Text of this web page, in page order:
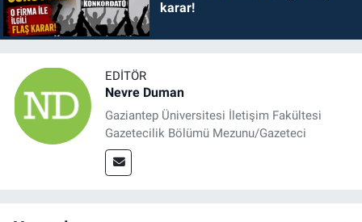
karar!
EDITÖR
Nevre Duman
Gaziantep Üniversitesi İletişim Fakültesi
Gazetecilik Bölümü Mezunu/Gazeteci